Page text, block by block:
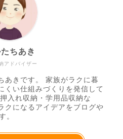
アドバイザー
ちあき
あきです。 家族がラクに暮
くい仕組みづくりを発信して
入れ収納・学用品収納な
クになるアイデアをブログや
。